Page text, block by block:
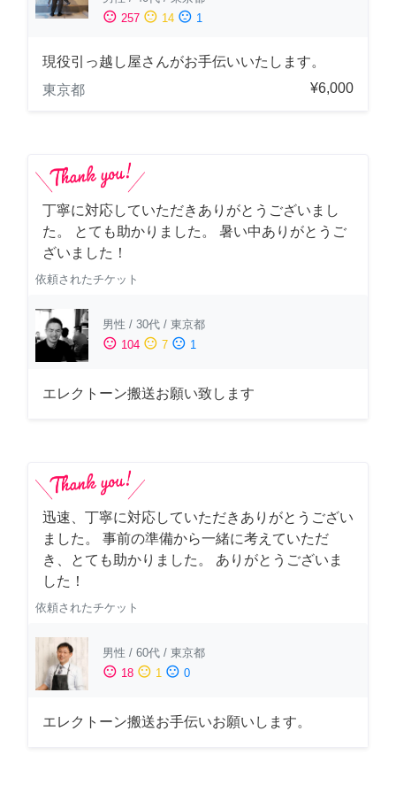
sentiment_satisfied 257 sentiment_neutral 14 sentiment_dissatisfied 1
現役引っ越し屋さんがお手伝いいたします。
東京都
¥6,000
丁寧に対応していただきありがとうございまし
た。 とても助かりました。 暑い中ありがとうご
ざいました！
依頼されたチケット
男性 / 30代 / 東京都
sentiment_satisfied 104 sentiment_neutral 7 sentiment_dissatisfied 1
エレクトーン搬送お願い致します
迅速、丁寧に対応していただきありがとうござい
ました。 事前の準備から一緒に考えていただ
き、とても助かりました。 ありがとうございま
した！
依頼されたチケット
男性 / 60代 / 東京都
sentiment_satisfied 18 sentiment_neutral 1 sentiment_dissatisfied 0
エレクトーン搬送お手伝いお願いします。